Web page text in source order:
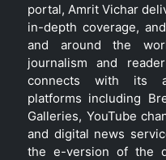
portal, Amrit Vichar
in-depth coverage,
and around the
journalism and
connects with its
platforms including
Galleries, YouTube
and digital news
the e-version of the